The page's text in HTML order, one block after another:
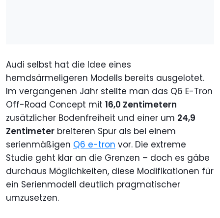
Audi selbst hat die Idee eines
hemdsärmeligeren Modells bereits ausgelotet.
Im vergangenen Jahr stellte man das Q6 E-Tron
Off-Road Concept mit 16,0 Zentimetern
zusätzlicher Bodenfreiheit und einer um 24,9
Zentimeter breiteren Spur als bei einem
serienmäßigen Q6 e-tron vor. Die extreme
Studie geht klar an die Grenzen – doch es gäbe
durchaus Möglichkeiten, diese Modifikationen für
ein Serienmodell deutlich pragmatischer
umzusetzen.